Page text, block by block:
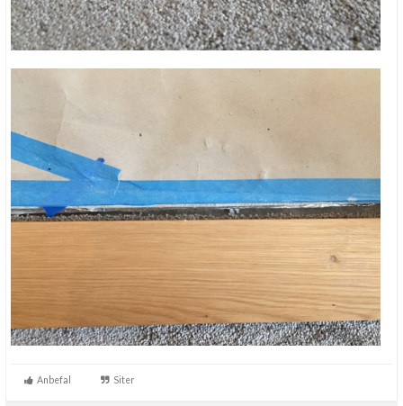
Anbefal Siter